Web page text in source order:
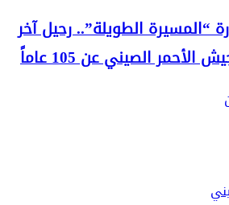
“المسيرة الطويلة”.. رحيل آخر
الصيني عن 105 عاماً